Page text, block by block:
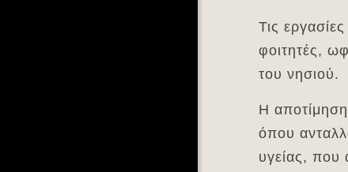
Τις
φοιτητές,
του νησιού.
Η
όπου
υγείας, που